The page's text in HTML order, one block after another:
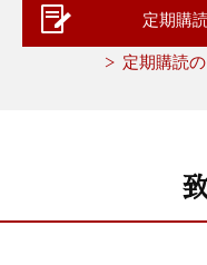
定期購
定期購読